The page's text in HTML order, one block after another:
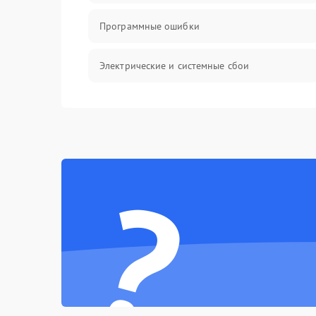
Программные ошибки
Электрические и системные сбои
Система охлаждения
?